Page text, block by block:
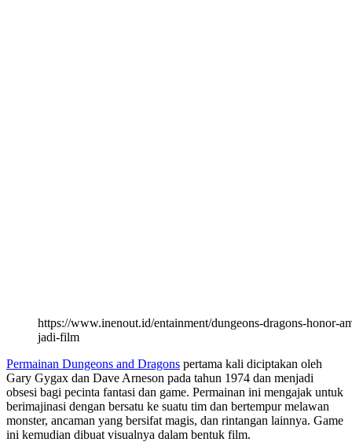
https://www.inenout.id/entainment/dungeons-dragons-honor-
jadi-film
Permainan Dungeons and Dragons pertama kali diciptakan oleh
Gary Gygax dan Dave Arneson pada tahun 1974 dan menjadi
obsesi bagi pecinta fantasi dan game. Permainan ini mengajak untuk
berimajinasi dengan bersatu ke suatu tim dan bertempur melawan
monster, ancaman yang bersifat magis, dan rintangan lainnya. Game
ini kemudian dibuat visualnya dalam bentuk film.